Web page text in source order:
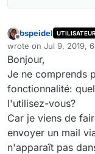
Offline
bspeidel UTILISATEUR
wrote on Jul 9, 2019,
last edited by
Bonjour,
Je ne comprends
fonctionnalité:
l'utilisez-vous?
Car je viens de
envoyer un mail
n'apparaît pas